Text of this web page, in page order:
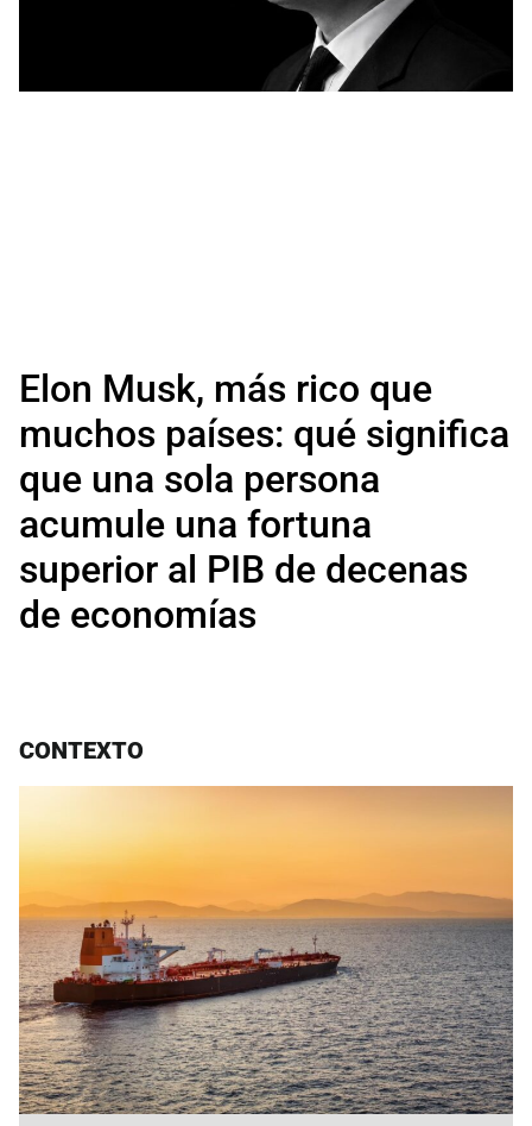
Elon Musk, más rico que
muchos países: qué significa
que una sola persona
acumule una fortuna
superior al PIB de decenas
de economías
CONTEXTO